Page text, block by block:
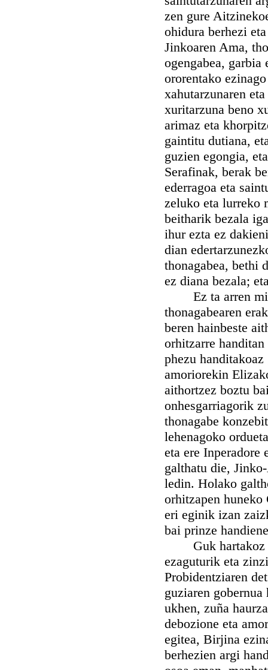
zen gure
ohidura berhezi
Jinkoaren Ama,
ogengabea,
ororentako
xahutarzunaren
xuritarzuna beno
arimaz eta
gaintitu dutiana,
guzien egongia,
Serafinak, berak
ederragoa eta
zeluko eta lurreko
beitharik bezala
ihur ezta ez
dian
thonagabea, bethi
ez diana bezala;
Ez ta arren
thonagabearen
beren hainbeste
orhitzarre
phezu
amoriorekin
aithortzez boztu
onhesgarriagorik
thonagabe
lehenagoko
eta ere
galthatu die,
ledin. Holako
orhitzapen
eri eginik izan
bai prinze
Guk hartakoz
ezaguturik eta
Probidentziaren
guziaren
ukhen, zuña
debozione eta
egitea, Birjina
berhezien argi